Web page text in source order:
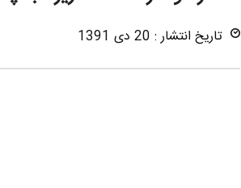
تاریخ انتشار : 20 دی 1391